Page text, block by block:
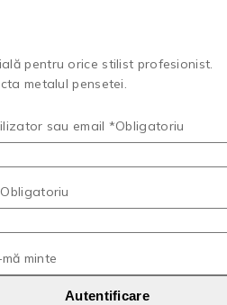
pentru orice stilist profesionist.
metalul pensetei.
precizia vârfului.
durată.sau email *Obligatoriu
Obligatoriu
minte
Autentificare